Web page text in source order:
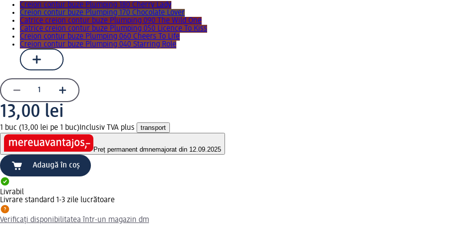
Creion contur buze Plumping 180 Cherry Lady
Creion contur buze Plumping 170 Chocolate Lover
Catrice creion contur buze Plumping 090 The Wild One
Catrice creion contur buze Plumping 050 Licence To Kiss
Creion contur buze Plumping 060 Cheers To Life
Creion contur buze Plumping 040 Starring Role
13,00 lei
1 buc (13,00 lei pe 1 buc) Inclusiv TVA plus transport
Preț permanent dmnemajorat din 12.09.2025
Adaugă în coș
Livrabil
Livrare standard 1-3 zile lucrătoare
Verificați disponibilitatea într-un magazin dm